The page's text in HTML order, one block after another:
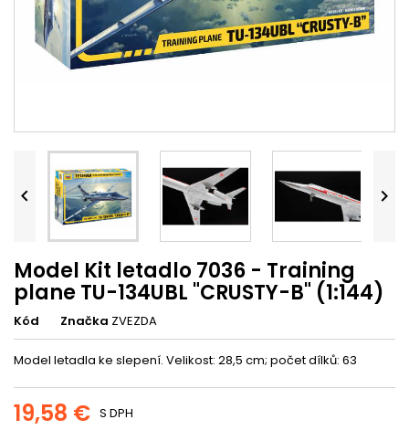
 
Model Kit letadlo 7036 - Training
plane TU-134UBL "CRUSTY-B" (1:144)
Kód Značka ZVEZDA
Model letadla ke slepení. Velikost: 28,5 cm; počet dílků: 63
19,58 € S DPH